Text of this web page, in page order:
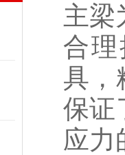
主梁
合
具，
保证
应力